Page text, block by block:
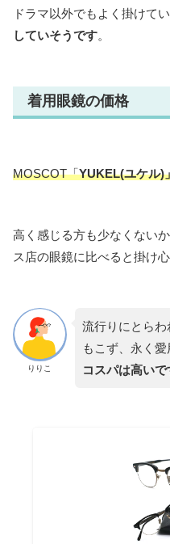
ドラマ以外でもよく掛けてい
していそうです。
着用眼鏡の価格
MOSCOT「YUKEL(ユケル)
高く感じる方も少なくない
ス店の眼鏡に比べると掛け
りりこ
流行りにとらわ
もこず、永く愛
コスパは高いで